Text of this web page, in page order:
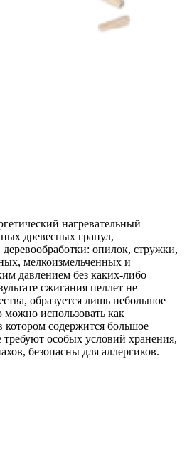
нагревательный
древесных гранул,
опилок, стружки,
мелкоизмельченных и
давлением без каких-либо
сжигания пеллет не
образуется лишь небольшое
можно использовать как
котором содержится большое
требуют особых условий хранения,
безопасны для аллергиков.